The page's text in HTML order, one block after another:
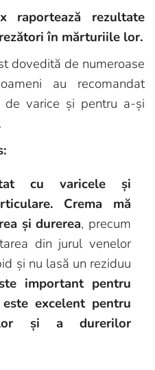
raportează rezultate
în mărturiile lor.
dovedită de numeroase
au recomandat
de varice și pentru a-și
cu varicele și
Crema mă
și durerea, precum
din jurul venelor
și nu lasă un reziduu
important pentru
excelent pentru
și a durerilor